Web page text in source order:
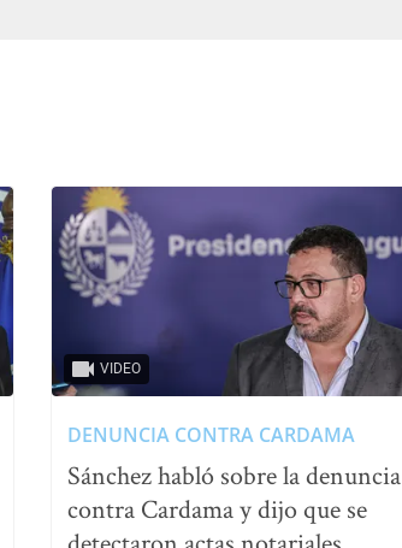
VIDEO
DENUNCIA CONTRA CARDAMA
Sánchez habló sobre la denuncia
contra Cardama y dijo que se